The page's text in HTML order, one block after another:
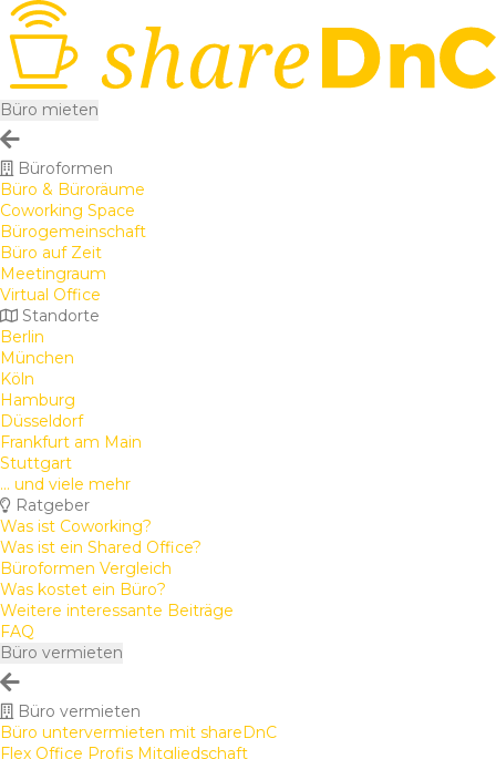
Büro mieten
Büroformen
Büro & Büroräume
Coworking Space
Bürogemeinschaft
Büro auf Zeit
Meetingraum
Virtual Office
Standorte
Berlin
München
Köln
Hamburg
Düsseldorf
Frankfurt am Main
Stuttgart
... und viele mehr
Ratgeber
Was ist Coworking?
Was ist ein Shared Office?
Büroformen Vergleich
Was kostet ein Büro?
Weitere interessante Beiträge
FAQ
Büro vermieten
Büro vermieten
Büro untervermieten mit shareDnC
Flex Office Profis Mitgliedschaft